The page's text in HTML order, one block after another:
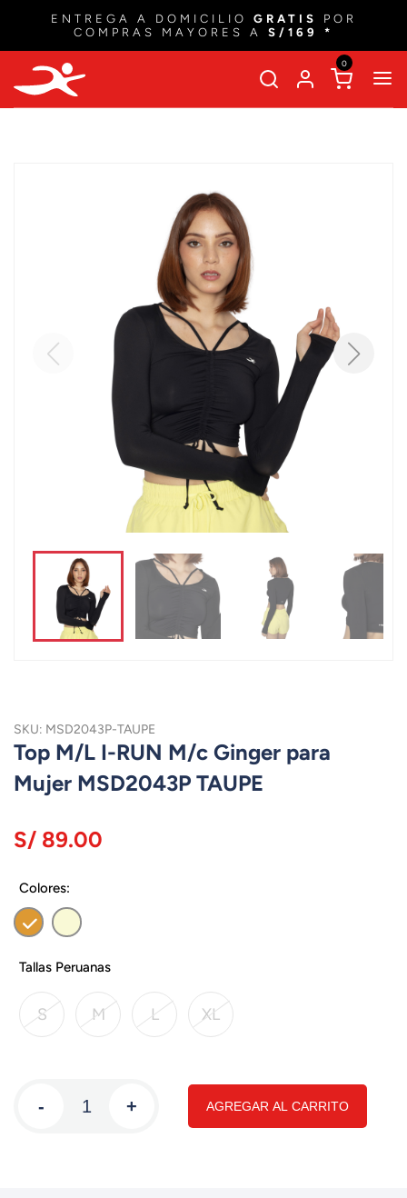
ENTREGA A DOMICILIO GRATIS
POR
COMPRAS MAYORES A S/169 *
0
SKU: MSD2043P-TAUPE
Top M/L I-RUN M/c Ginger para
Mujer MSD2043P TAUPE
S/ 89.00
Colores:
Tallas Peruanas
S M L XL
- + AGREGAR AL CARRITO